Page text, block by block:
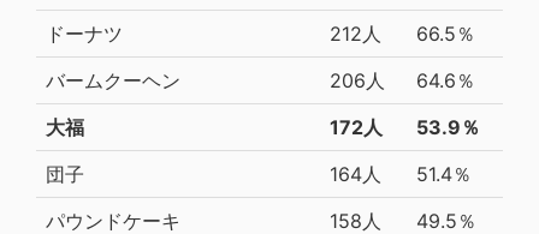
ドーナツ
212人
66.5％
バームクーヘン
206人
64.6％
大福
172人
53.9％
団子
164人
51.4％
パウンドケーキ
158人
49.5％